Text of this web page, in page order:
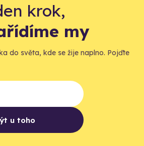
krok,
my
do světa, kde se žije naplno. Pojďte
u toho